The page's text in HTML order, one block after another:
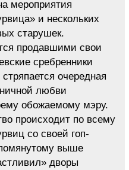
мероприятия
и нескольких
старушек.
продавшими свои
сребренники
очередная
любви
обожаемому мэру.
происходит по всему
со своей гоп-
выше
дворы